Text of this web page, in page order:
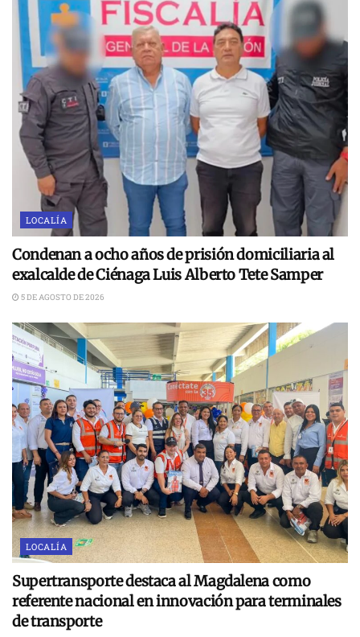
LOCALÍA
Condenan a ocho años de prisión domiciliaria al
exalcalde de Ciénaga Luis Alberto Tete Samper
5 DE AGOSTO DE 2026
LOCALÍA
Supertransporte destaca al Magdalena como
referente nacional en innovación para terminales
de transporte